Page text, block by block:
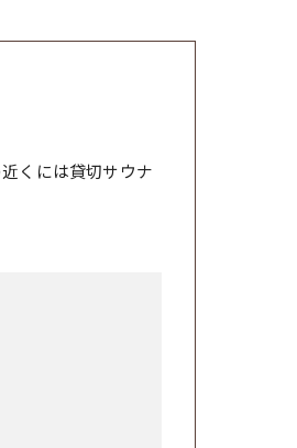
くには貸切サウナ